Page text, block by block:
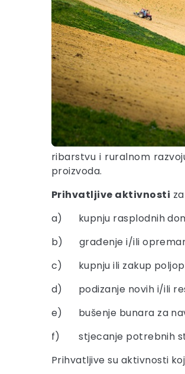
ribarstvu i ruralnom
proizvoda.
Prihvatljive aktivnosti
a) kupnju rasplodnih
b) građenje i/ili
c) kupnju ili zakup
d) podizanje novih i/ili
e) bušenje bunara za
f) stjecanje potrebnih
Prihvatljive su aktivnosti